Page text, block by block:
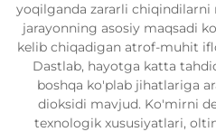
yoqilganda zararli
jarayonning asosiy maqsadi
kelib chiqadigan atrof-muhit
Dastlab, hayotga katta
boshqa ko'plab jihatlariga
dioksidi mavjud. Ko'mirni
texnologik xususiyatlari,